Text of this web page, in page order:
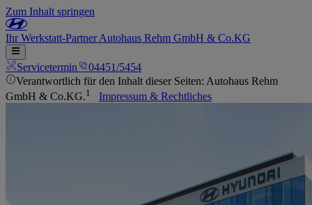
Zum Inhalt springen
IhrWerkstatt-PartnerAutohaus Rehm GmbH & Co.KG
Servicetermin
04451/5454
Verantwortlich für den Inhalt dieser Seiten: Autohaus Rehm
GmbH & Co.KG.1 Impressum & Rechtliches